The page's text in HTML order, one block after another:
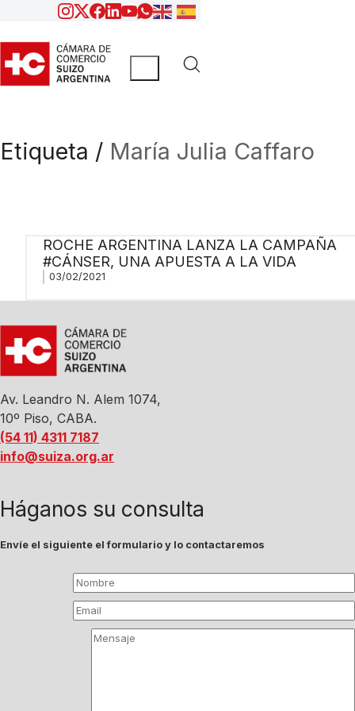
Etiqueta / María Julia Caffaro
ROCHE ARGENTINA LANZA LA CAMPAÑA
#CÁNSER, UNA APUESTA A LA VIDA
03/02/2021
Av. Leandro N. Alem 1074,
10º Piso, CABA.
(54 11) 4311 7187
info@suiza.org.ar
Háganos su consulta
Envíe el siguiente el formulario y lo contactaremos